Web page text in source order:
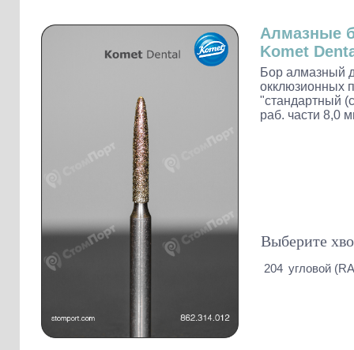
Наконечники и переходники KaVo
Алмазные
Komet
Бор алмазный
окклюзионных
"стандартный
раб. части 8,0
Выберите
204 угловой